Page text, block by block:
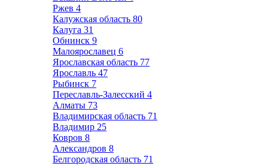
Ржев 4
Калужская область 80
Калуга 31
Обнинск 9
Малоярославец 6
Ярославская область 77
Ярославль 47
Рыбинск 7
Переславль-Залесский 4
Алматы 73
Владимирская область 71
Владимир 25
Ковров 8
Александров 8
Белгородская область 71